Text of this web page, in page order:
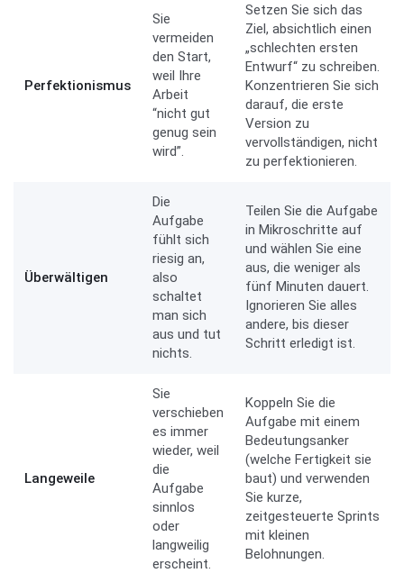
Perfektionismus
Sie
vermeiden
den Start,
weil Ihre
Arbeit
“nicht gut
genug sein
wird”.
Setzen Sie sich das
Ziel, absichtlich einen
„schlechten ersten
Entwurf“ zu schreiben.
Konzentrieren Sie sich
darauf, die erste
Version zu
vervollständigen, nicht
zu perfektionieren.
Überwältigen
Die
Aufgabe
fühlt sich
riesig an,
also
schaltet
man sich
aus und tut
nichts.
Teilen Sie die Aufgabe
in Mikroschritte auf
und wählen Sie eine
aus, die weniger als
fünf Minuten dauert.
Ignorieren Sie alles
andere, bis dieser
Schritt erledigt ist.
Langeweile
Sie
verschieben
es immer
wieder, weil
die
Aufgabe
sinnlos
oder
langweilig
erscheint.
Koppeln Sie die
Aufgabe mit einem
Bedeutungsanker
(welche Fertigkeit sie
baut) und verwenden
Sie kurze,
zeitgesteuerte Sprints
mit kleinen
Belohnungen.